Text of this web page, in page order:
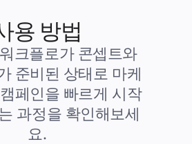
용 방법
크플로가 콘셉트와
준비된 상태로 마케
페인을 빠르게 시작
과정을 확인해보세
요.